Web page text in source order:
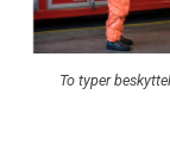
To typer